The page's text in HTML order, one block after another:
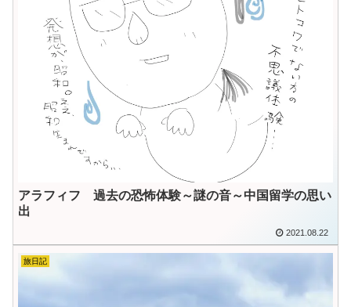
アラフィフ 過去の恐怖体験～謎の音～中国留学の思い
出
2021.08.22
旅日記